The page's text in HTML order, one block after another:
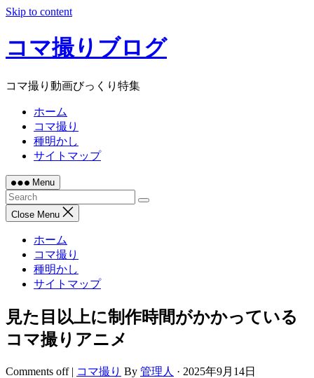
Skip to content
コマ撮りブログ
コマ撮り動画びっくり特集
ホーム
コマ撮り
種明かし
サイトマップ
Menu
Close Menu
ホーム
コマ撮り
種明かし
サイトマップ
見た目以上に制作時間がかかっている
コマ撮りアニメ
Comments off | コマ撮り By 管理人 · 2025年9月14日